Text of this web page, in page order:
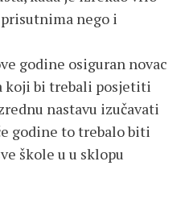
nego i
godine osiguran novac
koji bi trebali posjetiti
nastavu izučavati
godine to trebalo biti
škole u u sklopu